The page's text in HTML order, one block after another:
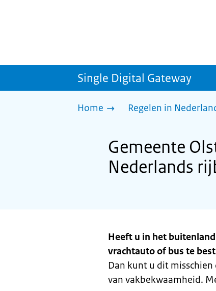
Single Digital Gateway
Home Regelen in
Gemeente
Nederlands
Heeft u in het
vrachtauto of bus te
Dan kunt u dit
van vakbekwaamheid.